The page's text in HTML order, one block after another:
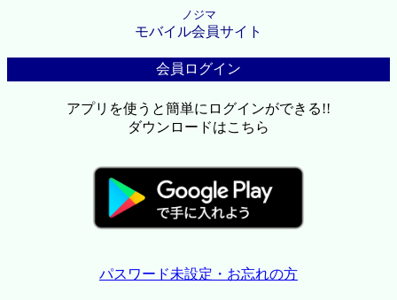
ノジマ
モバイル会員サイト
会員ログイン
アプリを使うと簡単にログインができる!!
ダウンロードはこちら
パスワード未設定・お忘れの方